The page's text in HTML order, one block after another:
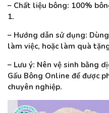
– Chất liệu bông: 100%
1.
– Hướng dẫn sử dụng:
làm việc, hoặc làm quà
– Lưu ý: Nên vệ sinh bằng
Gấu Bông Online để được
chuyên nghiệp.